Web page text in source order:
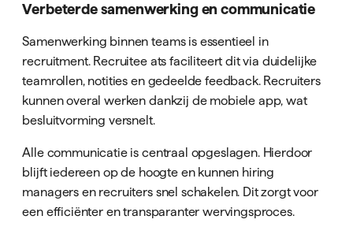
Verbeterde samenwerking en communicatie
Samenwerking binnen teams is essentieel in
recruitment. Recruitee ats faciliteert dit via duidelijke
teamrollen, notities en gedeelde feedback. Recruiters
kunnen overal werken dankzij de mobiele app, wat
besluitvorming versnelt.
Alle communicatie is centraal opgeslagen. Hierdoor
blijft iedereen op de hoogte en kunnen hiring
managers en recruiters snel schakelen. Dit zorgt voor
een efficiënter en transparanter wervingsproces.